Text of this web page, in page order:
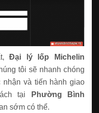
Đại lý lốp Michelin
tôi sẽ nhanh chóng
nhận và tiến hành giao
tại
Phường Bình
sớm có thể.